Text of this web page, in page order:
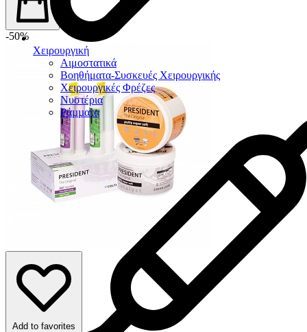
Χειρουργική
Αιμοστατικά
Βοηθήματα-Συσκευές Χειρουργικής
Χειρουργικές Φρέζες
Νυστέρια
Ράµµατα
-50%
Add to favorites